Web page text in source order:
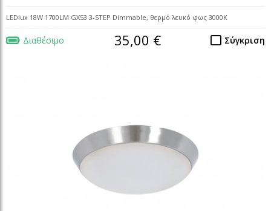
LEDlux 18W 1700LM GX53 3-STEP Dimmable, θερμό λευκό φως 3000K
Διαθέσιμο Σύγκριση
35,00 €